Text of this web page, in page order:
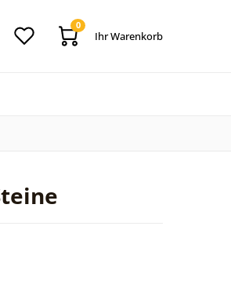
0
Ihr Warenkorb